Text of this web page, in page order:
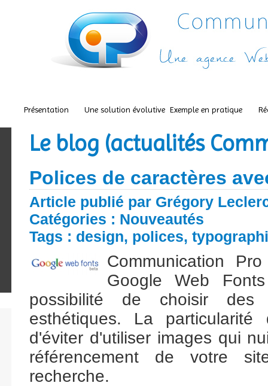
Présentation Une solution évolutive Exemple en pratique
Le blog (actualités
Polices de caractères
Article publié par Grégory
Catégories : Nouveautés
Tags : design, polices,
Communication
Google Web
possibilité de choisir des
esthétiques. La
d'éviter d'utiliser images qui
référencement de votre
recherche.